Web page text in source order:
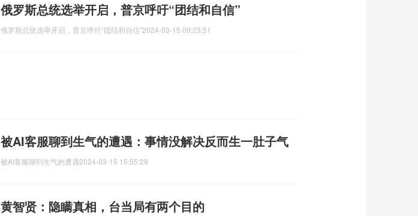
俄罗斯总统选举开启，普京呼吁“团结和自信”
俄罗斯总统选举开启，普京呼吁“团结和自信”2024-03-15 09:23:51
被AI客服聊到生气的遭遇：事情没解决反而生一肚子气
被AI客服聊到生气的遭遇2024-03-15 15:55:29
黄智贤：隐瞒真相，台当局有两个目的